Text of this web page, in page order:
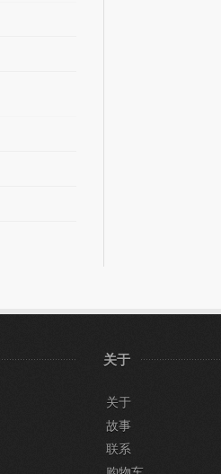
关于
关于
故事
联系